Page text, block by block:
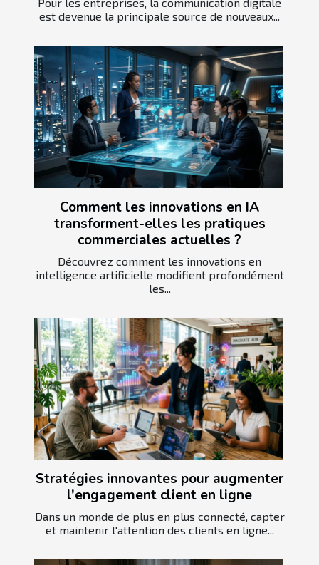
est devenue la principale source de nouveaux...
Comment les innovations en IA
transforment-elles les pratiques
commerciales actuelles ?
Découvrez comment les innovations en
intelligence artificielle modifient profondément
les...
Stratégies innovantes pour augmenter
l'engagement client en ligne
Dans un monde de plus en plus connecté, capter
et maintenir l'attention des clients en ligne...